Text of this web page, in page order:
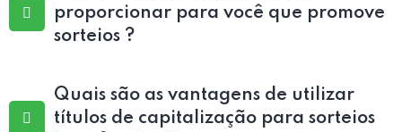
proporcionar para você que promove
sorteios ?
Quais são as vantagens de utilizar
títulos de capitalização para sorteios